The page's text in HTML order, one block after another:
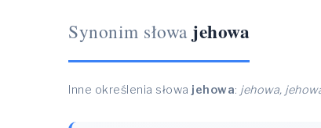
Synonim słowa jehowa
Inne określenia słowa jehowa: jehowa,